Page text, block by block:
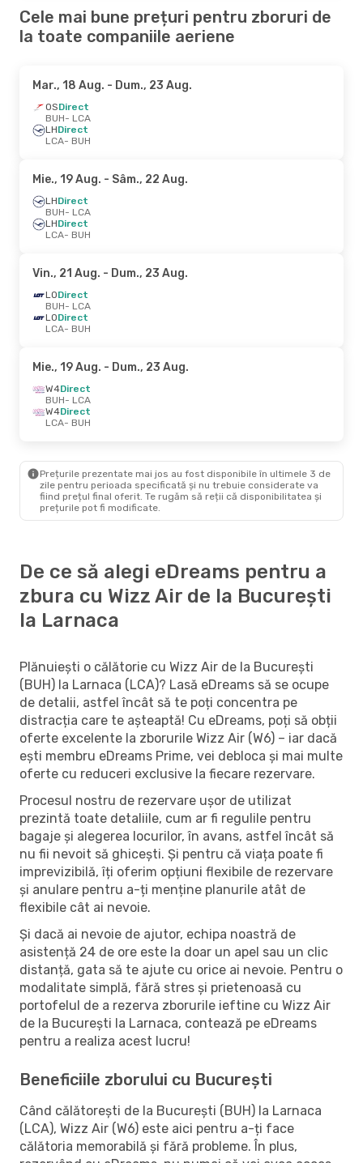
Cele mai bune prețuri pentru zboruri de
la toate companiile aeriene
Mar., 18 Aug. - Dum., 23 Aug.
OSDirect
BUH- LCA
LHDirect
LCA- BUH
Mie., 19 Aug. - Sâm., 22 Aug.
LHDirect
BUH- LCA
LHDirect
LCA- BUH
Vin., 21 Aug. - Dum., 23 Aug.
LODirect
BUH- LCA
LODirect
LCA- BUH
Mie., 19 Aug. - Dum., 23 Aug.
W4Direct
BUH- LCA
W4Direct
LCA- BUH
Prețurile prezentate mai jos au fost disponibile în ultimele 3 de
zile pentru perioada specificată și nu trebuie considerate va
fiind prețul final oferit. Te rugăm să reții că disponibilitatea și
prețurile pot fi modificate.
De ce să alegi eDreams pentru a
zbura cu Wizz Air de la București
la Larnaca
Plănuiești o călătorie cu Wizz Air de la București
(BUH) la Larnaca (LCA)? Lasă eDreams să se ocupe
de detalii, astfel încât să te poți concentra pe
distracția care te așteaptă! Cu eDreams, poți să obții
oferte excelente la zborurile Wizz Air (W6) – iar dacă
ești membru eDreams Prime, vei debloca și mai multe
oferte cu reduceri exclusive la fiecare rezervare.
Procesul nostru de rezervare ușor de utilizat
prezintă toate detaliile, cum ar fi regulile pentru
bagaje și alegerea locurilor, în avans, astfel încât să
nu fii nevoit să ghicești. Și pentru că viața poate fi
imprevizibilă, îți oferim opțiuni flexibile de rezervare
și anulare pentru a-ți menține planurile atât de
flexibile cât ai nevoie.
Și dacă ai nevoie de ajutor, echipa noastră de
asistență 24 de ore este la doar un apel sau un clic
distanță, gata să te ajute cu orice ai nevoie. Pentru o
modalitate simplă, fără stres și prietenoasă cu
portofelul de a rezerva zborurile ieftine cu Wizz Air
de la București la Larnaca, contează pe eDreams
pentru a realiza acest lucru!
Beneficiile zborului cu București
Când călătorești de la București (BUH) la Larnaca
(LCA), Wizz Air (W6) este aici pentru a-ți face
călătoria memorabilă și fără probleme. În plus,